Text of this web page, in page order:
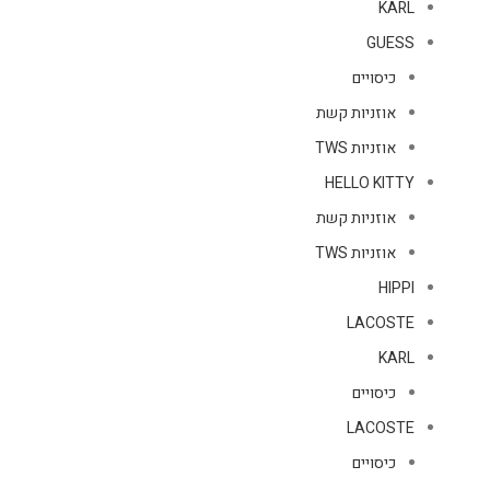
KARL
GUESS
כיסויים
אוזניות קשת
אוזניות TWS
HELLO KITTY
אוזניות קשת
אוזניות TWS
HIPPI
LACOSTE
KARL
כיסויים
LACOSTE
כיסויים